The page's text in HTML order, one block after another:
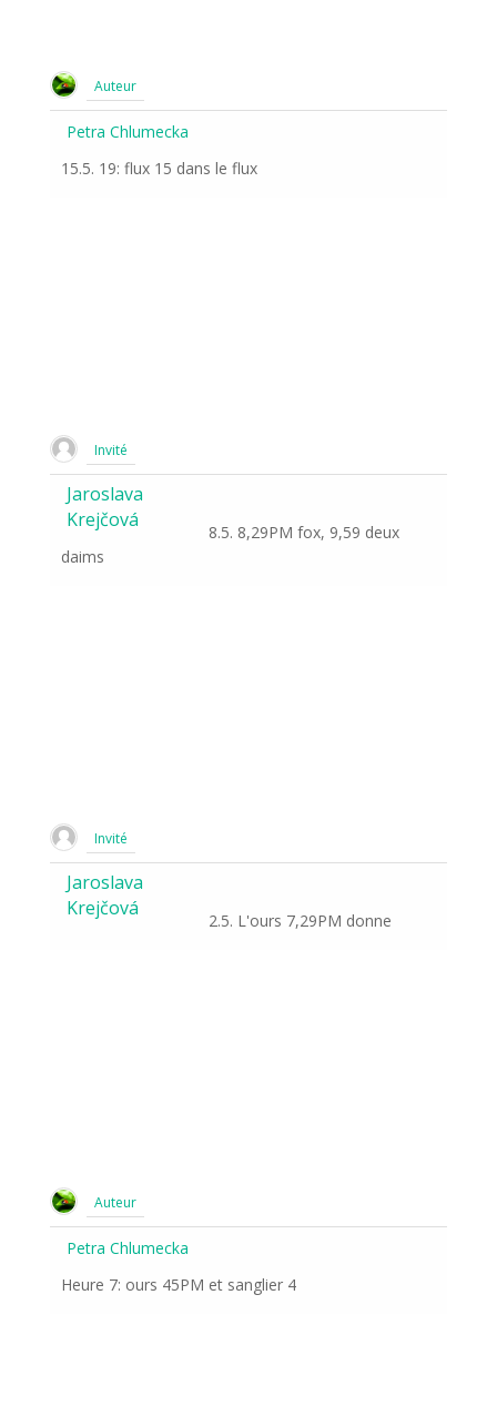
Auteur
Petra Chlumecka
15.5. 19: flux 15 dans le flux
Invité
Jaroslava
Krejčová
8.5. 8,29PM fox, 9,59 deux
daims
Invité
Jaroslava
Krejčová
2.5. L'ours 7,29PM donne
Auteur
Petra Chlumecka
Heure 7: ours 45PM et sanglier 4